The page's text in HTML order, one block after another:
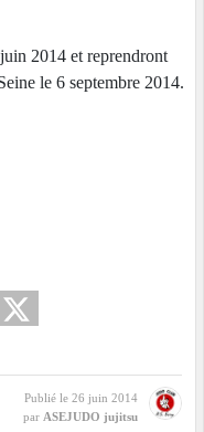
2014 et reprendront
le 6 septembre 2014.
Publié le 26 juin 2014
par ASEJUDO jujitsu